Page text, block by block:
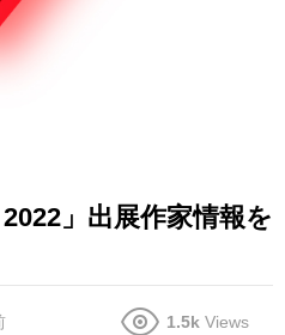
」出展作家情報を
1.5k Views